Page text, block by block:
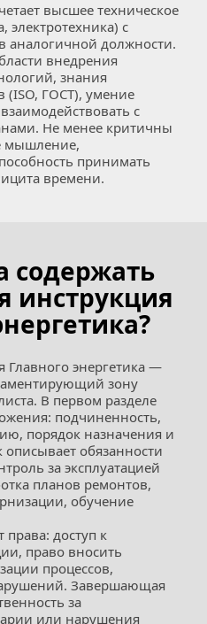
высшее техническое
электротехника) с
аналогичной должности.
внедрения
знания
(ISO, ГОСТ), умение
с
Не менее критичны
мышление,
принимать
времени.
содержать
инструкция
Главного энергетика —
зону
В первом разделе
подчиненность,
порядок назначения и
обязанности
за эксплуатацией
планов ремонтов,
обучение
права: доступ к
право вносить
процессов,
Завершающая
за
или нарушения